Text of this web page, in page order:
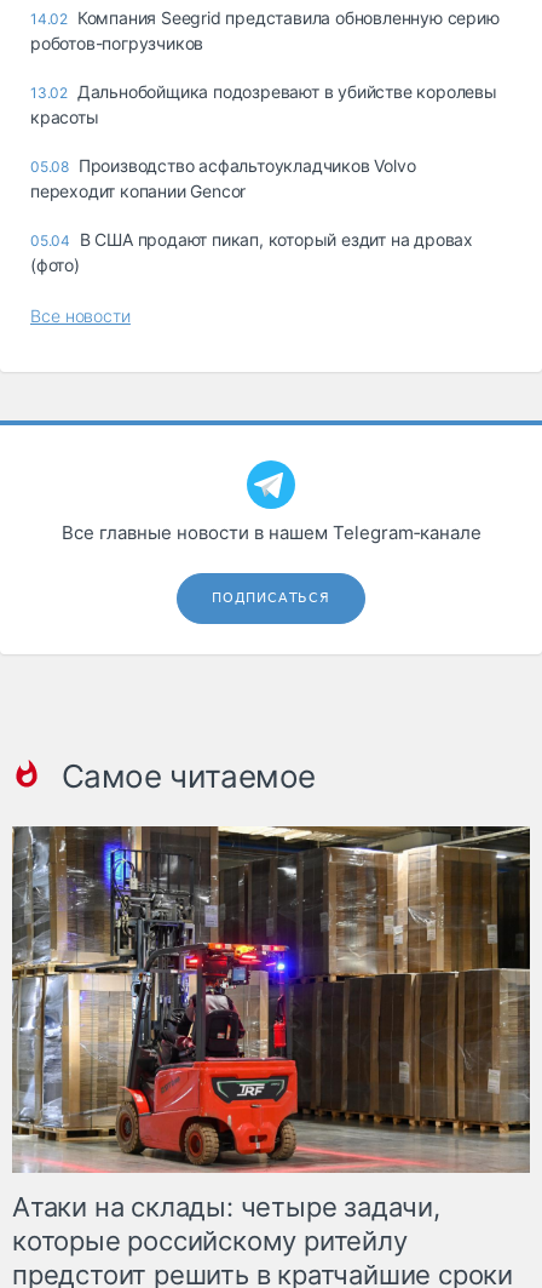
14.02 Компания Seegrid представила обновленную серию
роботов-погрузчиков
13.02 Дальнобойщика подозревают в убийстве королевы
красоты
05.08 Производство асфальтоукладчиков Volvo
переходит копании Gencor
05.04
В США продают пикап, который ездит на дровах
(фото)
Все новости
Все главные новости в нашем Telegram‑канале
ПОДПИСАТЬСЯ
Самое читаемое
Атаки на склады: четыре задачи,
которые российскому ритейлу
предстоит решить в кратчайшие сроки